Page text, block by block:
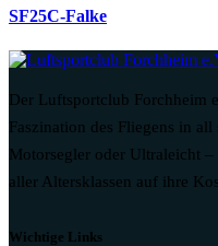
SF25C-Falke
Der Luftsportclub Forchheim
Faszination des Fliegens in
Motorsegler oder Ultraleicht
aller Altersklassen auf ihre
Wichtige Links